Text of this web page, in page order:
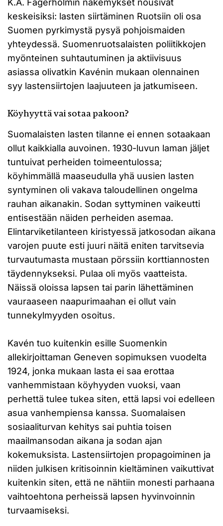
K.A. Fagerholmin näkemykset nousivat
keskeisiksi: lasten siirtäminen Ruotsiin oli osa
Suomen pyrkimystä pysyä pohjoismaiden
yhteydessä. Suomenruotsalaisten poliitikkojen
myönteinen suhtautuminen ja aktiivisuus
asiassa olivatkin Kavénin mukaan olennainen
syy lastensiirtojen laajuuteen ja jatkumiseen.
Köyhyyttä vai sotaa pakoon?
Suomalaisten lasten tilanne ei ennen sotaakaan
ollut kaikkialla auvoinen. 1930-luvun laman jäljet
tuntuivat perheiden toimeentulossa;
köyhimmällä maaseudulla yhä uusien lasten
syntyminen oli vakava taloudellinen ongelma
rauhan aikanakin. Sodan syttyminen vaikeutti
entisestään näiden perheiden asemaa.
Elintarviketilanteen kiristyessä jatkosodan aikana
varojen puute esti juuri näitä eniten tarvitsevia
turvautumasta mustaan pörssiin korttiannosten
täydennykseksi. Pulaa oli myös vaatteista.
Näissä oloissa lapsen tai parin lähettäminen
vauraaseen naapurimaahan ei ollut vain
tunnekylmyyden osoitus.
Kavén tuo kuitenkin esille Suomenkin
allekirjoittaman Geneven sopimuksen vuodelta
1924, jonka mukaan lasta ei saa erottaa
vanhemmistaan köyhyyden vuoksi, vaan
perhettä tulee tukea siten, että lapsi voi edelleen
asua vanhempiensa kanssa. Suomalaisen
sosiaaliturvan kehitys sai puhtia toisen
maailmansodan aikana ja sodan ajan
kokemuksista. Lastensiirtojen propagoiminen ja
niiden julkisen kritisoinnin kieltäminen vaikuttivat
kuitenkin siten, että ne nähtiin monesti parhaana
vaihtoehtona perheissä lapsen hyvinvoinnin
turvaamiseksi.